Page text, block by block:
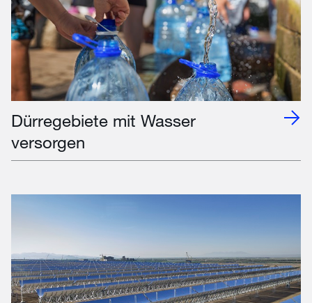
Dürregebiete mit Wasser
versorgen